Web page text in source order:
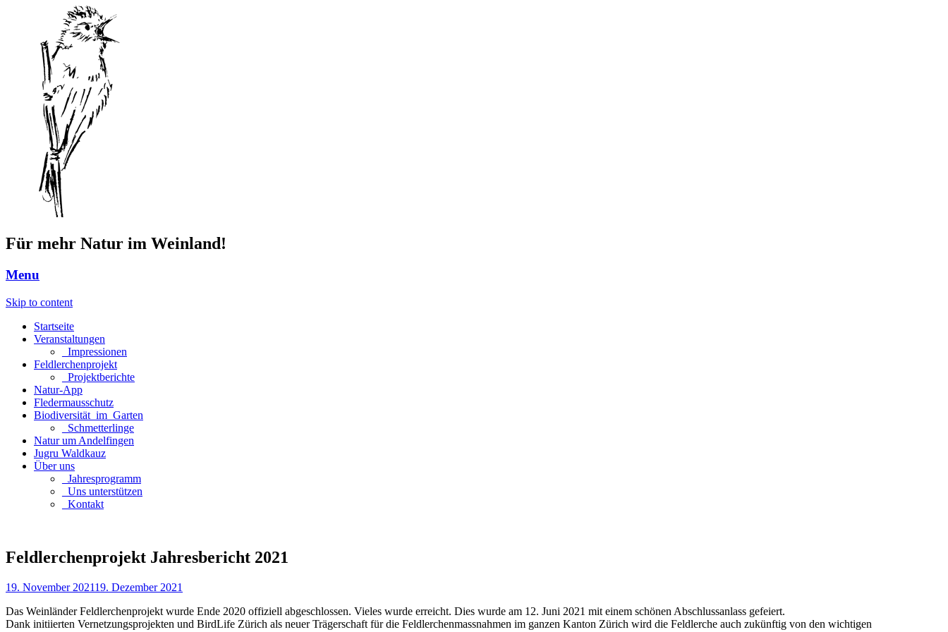
Für mehr Natur im Weinland!
Menu
Skip to content
Startseite
Veranstaltungen
_Impressionen
Feldlerchenprojekt
_Projektberichte
Natur-App
Fledermausschutz
Biodiversität_im_Garten
_Schmetterlinge
Natur um Andelfingen
Jugru Waldkauz
Über uns
_Jahresprogramm
_Uns unterstützen
_Kontakt
Feldlerchenprojekt Jahresbericht 2021
19. November 202119. Dezember 2021
Das Weinländer Feldlerchenprojekt wurde Ende 2020 offiziell abgeschlossen. Vieles wurde erreicht. Dies wurde am 12. Juni 2021 mit einem schönen Abschlussanlass gefeiert.
Dank initiierten Vernetzungsprojekten und BirdLife Zürich als neuer Trägerschaft für die Feldlerchenmassnahmen im ganzen Kanton Zürich wird die Feldlerche auch zukünftig von den wichtigen